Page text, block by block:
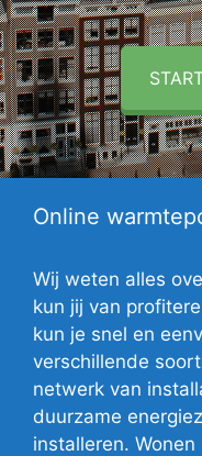
Online
Wij weten alles
kun jij van
kun je snel en
verschillende
netwerk van
duurzame
installeren.